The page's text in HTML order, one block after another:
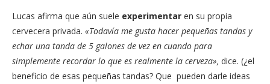
Lucas afirma que aún suele experimentar en su propia
cervecera privada. «Todavía me gusta hacer pequeñas tandas y
echar una tanda de 5 galones de vez en cuando para
simplemente recordar lo que es realmente la cerveza», dice. (¿el
beneficio de esas pequeñas tandas? Que pueden darle ideas